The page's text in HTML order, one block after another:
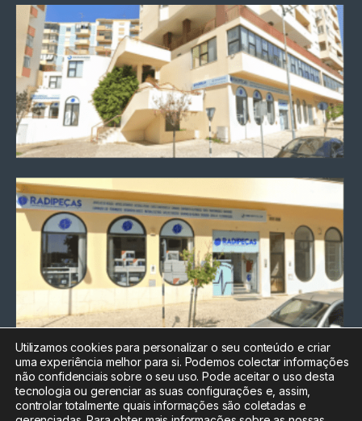
Chamada para a rede fixa
nacional
Electrónica:212
Utilizamos cookies para personalizar o seu conteúdo e criar
uma experiência melhor para si. Podemos colectar informações
não confidenciais sobre o seu uso. Pode aceitar o uso desta
tecnologia ou gerenciar as suas configurações e, assim,
controlar totalmente quais informações são coletadas e